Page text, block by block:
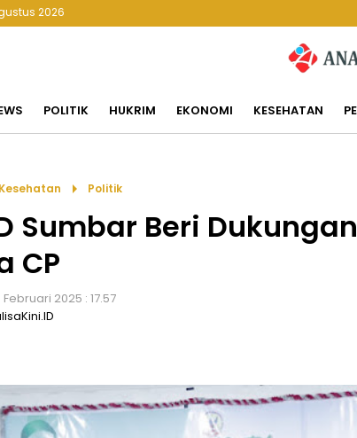
2026
POLITIK HUKRIM EKONOMI KESEHATAN
Kesehatan arrow_right Politik
Sumbar Beri
CP
2025 : 17.57